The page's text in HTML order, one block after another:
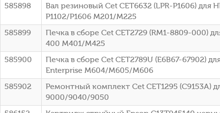
585898
Вал резиновый Cet CET6632 (LPR-P1606) для
P1102/P1606 M201/M225
585899
Печка в сборе Cet CET2729 (RM1-8809-000)
400 M401/M425
585900
Печка в сборе Cet CET2789U (E6B67-67902)
Enterprise M604/M605/M606
585902
Ремонтный комплект Cet CET1295 (C9153A)
9000/9040/9050